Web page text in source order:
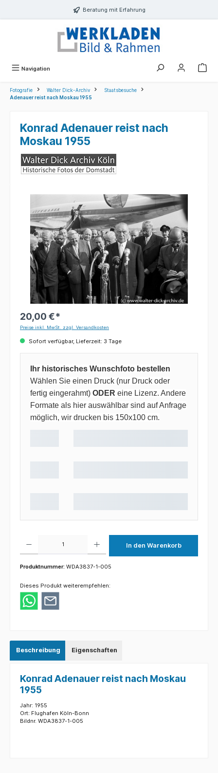
Beratung mit Erfahrung
Navigation
Fotografie Walter Dick-Archiv
Staatsbesuche
Adenauer reist nach Moskau 1955
Konrad Adenauer reist nach
Moskau 1955
20,00 €*
Preise inkl. MwSt. zzgl. Versandkosten
Sofort verfügbar, Lieferzeit: 3 Tage
Ihr historisches Wunschfoto bestellen
Wählen Sie einen Druck (nur Druck oder
fertig eingerahmt) ODER eine Lizenz. Andere
Formate als hier auswählbar sind auf Anfrage
möglich, wir drucken bis 150x100 cm.
In den Warenkorb
Produktnummer: WDA3837-1-005
Dieses Produkt weiterempfehlen:
Beschreibung Eigenschaften
Konrad Adenauer reist nach Moskau
1955
Jahr: 1955
Ort: Flughafen Köln-Bonn
Bildnr. WDA3837-1-005